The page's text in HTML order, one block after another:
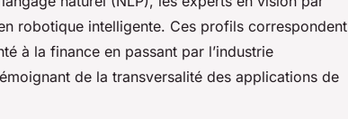
robotique intelligente. Ces profils correspondent
à la finance en passant par l’industrie
de la transversalité des applications de